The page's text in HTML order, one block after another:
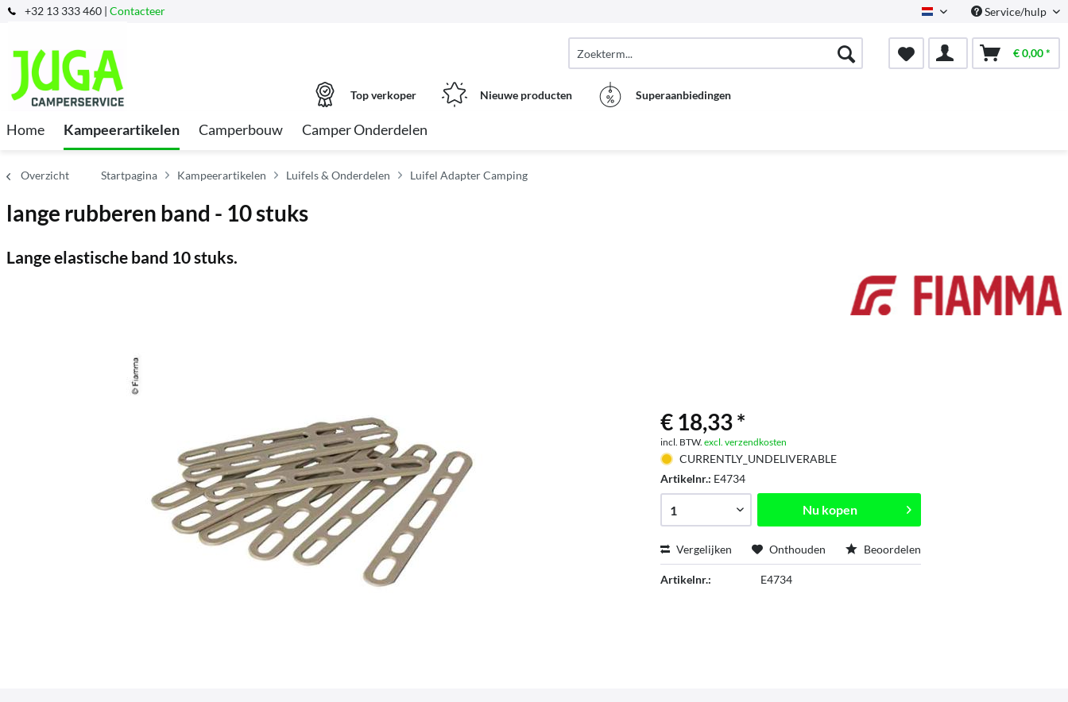
+32 13 333 460 | Contacteer Dutch Service/hulp
€ 0,00 *
Top verkoper Nieuwe producten Superaanbiedingen
Home Kampeerartikelen Camperbouw Camper Onderdelen
Overzicht Startpagina Kampeerartikelen Luifels & Onderdelen Luifel Adapter Camping
lange rubberen band - 10 stuks
Lange elastische band 10 stuks.
€ 18,33 *
incl. BTW.excl. verzendkosten
CURRENTLY_UNDELIVERABLE
Artikelnr.: E4734
Nu kopen
Vergelijken Onthouden Beoordelen
Artikelnr.: E4734